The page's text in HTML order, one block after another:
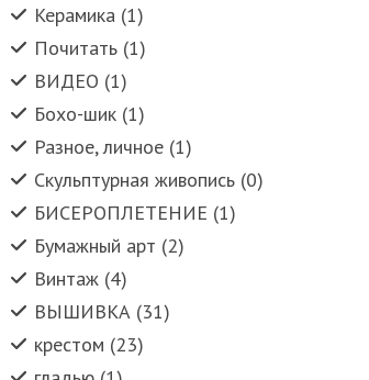
Керамика (1)
Почитать (1)
ВИДЕО (1)
Бохо-шик (1)
Разное, личное (1)
Скульптурная живопись (0)
БИСЕРОПЛЕТЕНИЕ (1)
Бумажный арт (2)
Винтаж (4)
ВЫШИВКА (31)
крестом (23)